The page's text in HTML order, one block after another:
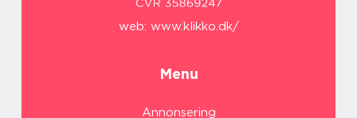
web: www.klikko.dk/
Menu
Annonsering